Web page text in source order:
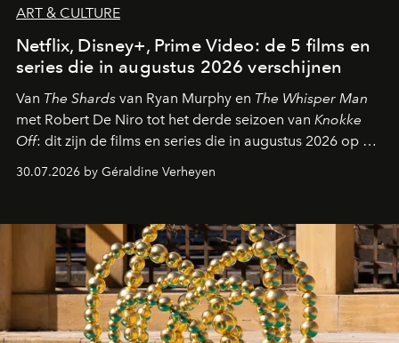
ART & CULTURE
Netflix, Disney+, Prime Video: de 5 films en
series die in augustus 2026 verschijnen
Van The Shards van Ryan Murphy en The Whisper Man
met Robert De Niro tot het derde seizoen van Knokke
Off: dit zijn de films en series die in augustus 2026 op de
streamingplatformen verschijnen.
30.07.2026 by Géraldine Verheyen